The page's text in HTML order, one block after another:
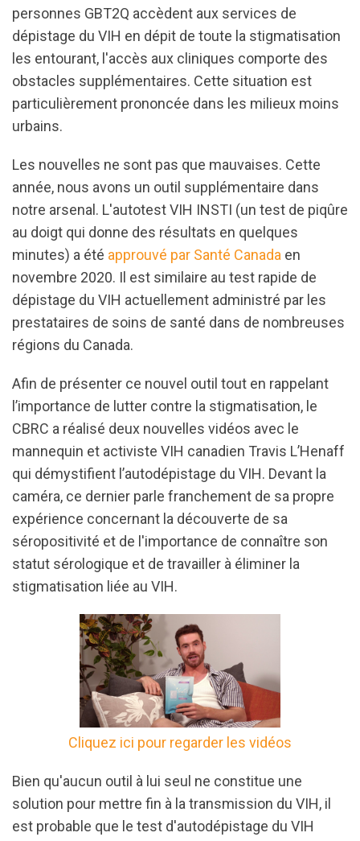
personnes GBT2Q accèdent aux services de
dépistage du VIH en dépit de toute la stigmatisation
les entourant, l'accès aux cliniques comporte des
obstacles supplémentaires. Cette situation est
particulièrement prononcée dans les milieux moins
urbains.
Les nouvelles ne sont pas que mauvaises. Cette
année, nous avons un outil supplémentaire dans
notre arsenal. L'autotest VIH INSTI (un test de piqûre
au doigt qui donne des résultats en quelques
minutes) a été approuvé par Santé Canada en
novembre 2020. Il est similaire au test rapide de
dépistage du VIH actuellement administré par les
prestataires de soins de santé dans de nombreuses
régions du Canada.
Afin de présenter ce nouvel outil tout en rappelant
l’importance de lutter contre la stigmatisation, le
CBRC a réalisé deux nouvelles vidéos avec le
mannequin et activiste VIH canadien Travis L’Henaff
qui démystifient l’autodépistage du VIH. Devant la
caméra, ce dernier parle franchement de sa propre
expérience concernant la découverte de sa
séropositivité et de l'importance de connaître son
statut sérologique et de travailler à éliminer la
stigmatisation liée au VIH.
Cliquez ici pour regarder les vidéos
Bien qu'aucun outil à lui seul ne constitue une
solution pour mettre fin à la transmission du VIH, il
est probable que le test d'autodépistage du VIH